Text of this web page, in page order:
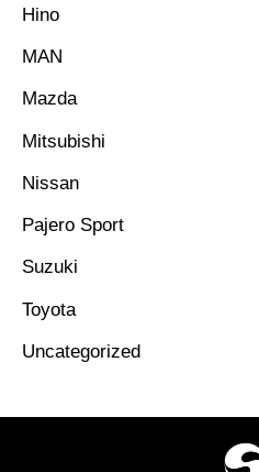
Hino
MAN
Mazda
Mitsubishi
Nissan
Pajero Sport
Suzuki
Toyota
Uncategorized